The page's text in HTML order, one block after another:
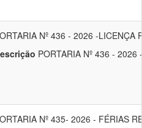
Nº 436 - 2026 -LICENÇA
PORTARIA Nº 436 - 2026
Nº 435- 2026 - FÉRIAS